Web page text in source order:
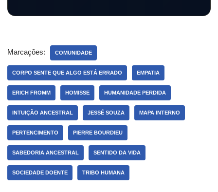
Marcações: COMUNIDADE
CORPO SENTE QUE ALGO ESTÁ ERRADO EMPATIA
ERICH FROMM HOMISSE HUMANIDADE PERDIDA
INTUIÇÃO ANCESTRAL JESSÉ SOUZA MAPA INTERNO
PERTENCIMENTO PIERRE BOURDIEU
SABEDORIA ANCESTRAL SENTIDO DA VIDA
SOCIEDADE DOENTE TRIBO HUMANA